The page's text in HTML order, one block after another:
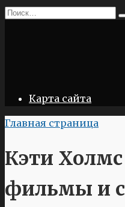
Перейти
Search
Карта сайта
Главная страница
Кэти
фильмы и